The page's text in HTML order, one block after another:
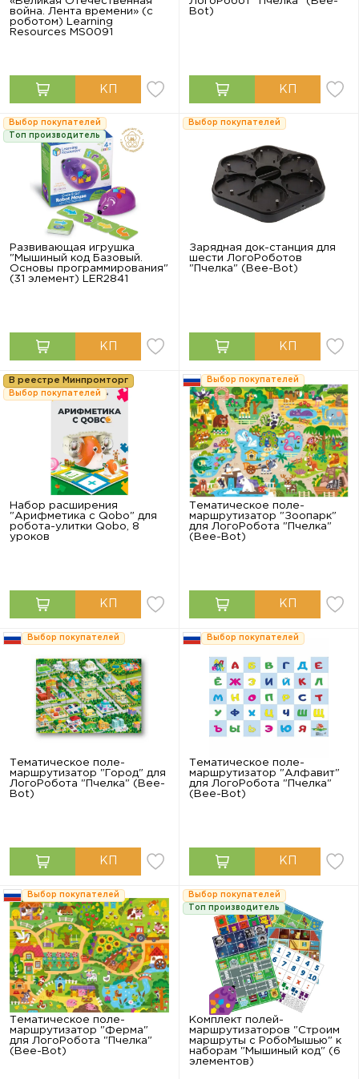
война. Лента времени» (с
роботом) Learning
Resources MS0091
Bot)
Выбор покупателей
Топ производитель
Развивающая игрушка
"Мышиный код Базовый.
Основы программирования"
(31 элемент) LER2841
Выбор покупателей
Зарядная док-станция для
шести ЛогоРоботов
"Пчелка" (Bee-Bot)
В реестре Минпромторг
Выбор покупателей
Набор расширения
"Арифметика с Qobo" для
робота-улитки Qobo, 8
уроков
Выбор покупателей
Тематическое поле-
маршрутизатор "Зоопарк"
для ЛогоРобота "Пчелка"
(Bee-Bot)
Выбор покупателей
Тематическое поле-
маршрутизатор "Город" для
ЛогоРобота "Пчелка" (Bee-
Bot)
Выбор покупателей
Тематическое поле-
маршрутизатор "Алфавит"
для ЛогоРобота "Пчелка"
(Bee-Bot)
Выбор покупателей
Тематическое поле-
маршрутизатор "Ферма"
для ЛогоРобота "Пчелка"
(Bee-Bot)
Выбор покупателей
Топ производитель
Комплект полей-
маршрутизаторов "Строим
маршруты с РобоМышью" к
наборам "Мышиный код" (6
элементов)